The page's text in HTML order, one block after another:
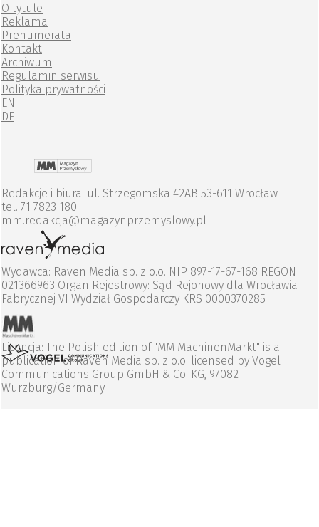
O tytule
Reklama
Prenumerata
Kontakt
Archiwum
Regulamin serwisu
Polityka prywatności
EN
DE
Redakcje i biura: ul. Strzegomska 42AB 53-611 Wrocław
tel. 71 7823 180
mm.redakcja@magazynprzemyslowy.pl
Wydawca: Raven Media sp. z o.o. NIP 897-17-67-168 REGON
021366963 Organ Rejestrowy: Sąd Rejonowy dla Wrocławia
Fabrycznej VI Wydział Gospodarczy KRS 0000370285
Licencja: The Polish edition of "MM MachinenMarkt" is a
publication of Raven Media sp. z o.o. licensed by Vogel
Communications Group GmbH & Co. KG, 97082
Wurzburg/Germany.